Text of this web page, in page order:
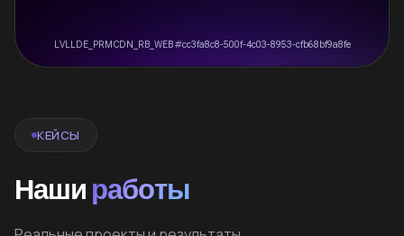
КЕЙСЫ
Наши работы